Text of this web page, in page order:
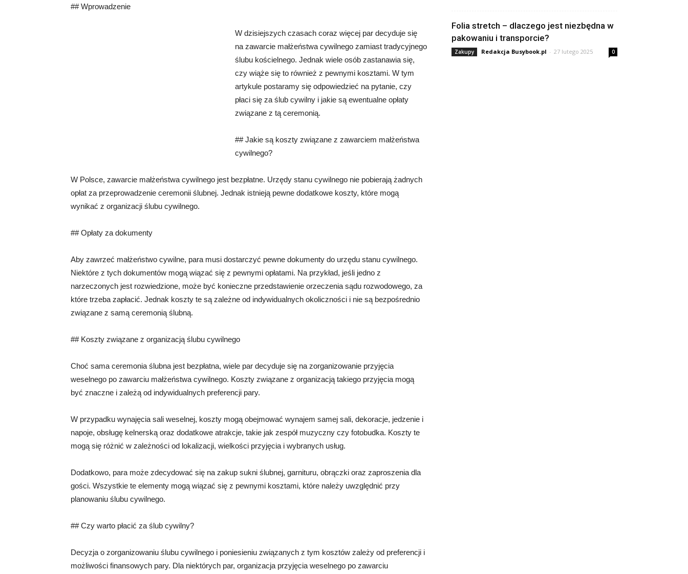
## Wprowadzenie
W dzisiejszych czasach coraz więcej par decyduje się
na zawarcie małżeństwa cywilnego zamiast tradycyjnego
ślubu kościelnego. Jednak wiele osób zastanawia się,
czy wiąże się to również z pewnymi kosztami. W tym
artykule postaramy się odpowiedzieć na pytanie, czy
płaci się za ślub cywilny i jakie są ewentualne opłaty
związane z tą ceremonią.
## Jakie są koszty związane z zawarciem małżeństwa
cywilnego?
W Polsce, zawarcie małżeństwa cywilnego jest bezpłatne. Urzędy stanu cywilnego nie pobierają żadnych
opłat za przeprowadzenie ceremonii ślubnej. Jednak istnieją pewne dodatkowe koszty, które mogą
wynikać z organizacji ślubu cywilnego.
## Opłaty za dokumenty
Aby zawrzeć małżeństwo cywilne, para musi dostarczyć pewne dokumenty do urzędu stanu cywilnego.
Niektóre z tych dokumentów mogą wiązać się z pewnymi opłatami. Na przykład, jeśli jedno z
narzeczonych jest rozwiedzione, może być konieczne przedstawienie orzeczenia sądu rozwodowego, za
które trzeba zapłacić. Jednak koszty te są zależne od indywidualnych okoliczności i nie są bezpośrednio
związane z samą ceremonią ślubną.
## Koszty związane z organizacją ślubu cywilnego
Choć sama ceremonia ślubna jest bezpłatna, wiele par decyduje się na zorganizowanie przyjęcia
weselnego po zawarciu małżeństwa cywilnego. Koszty związane z organizacją takiego przyjęcia mogą
być znaczne i zależą od indywidualnych preferencji pary.
W przypadku wynajęcia sali weselnej, koszty mogą obejmować wynajem samej sali, dekoracje, jedzenie i
napoje, obsługę kelnerską oraz dodatkowe atrakcje, takie jak zespół muzyczny czy fotobudka. Koszty te
mogą się różnić w zależności od lokalizacji, wielkości przyjęcia i wybranych usług.
Dodatkowo, para może zdecydować się na zakup sukni ślubnej, garnituru, obrączki oraz zaproszenia dla
gości. Wszystkie te elementy mogą wiązać się z pewnymi kosztami, które należy uwzględnić przy
planowaniu ślubu cywilnego.
## Czy warto płacić za ślub cywilny?
Decyzja o zorganizowaniu ślubu cywilnego i poniesieniu związanych z tym kosztów zależy od preferencji i
możliwości finansowych pary. Dla niektórych par, organizacja przyjęcia weselnego po zawarciu
Folia stretch – dlaczego jest niezbędna w
pakowaniu i transporcie?
Zakupy Redakcja Busybook.pl - 27 lutego 2025 0